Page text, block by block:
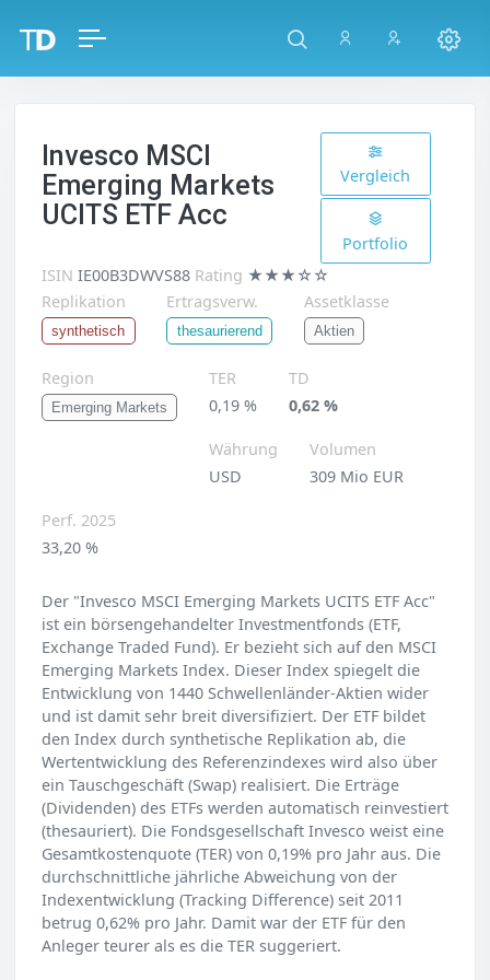
Invesco MSCI
Emerging Markets
UCITS ETF Acc
Vergleich
Portfolio
ISIN IE00B3DWVS88 Rating ★★★☆☆
Replikation
synthetisch
Ertragsverw.
thesaurierend
Assetklasse
Aktien
Region
Emerging Markets
TER
0,19 %
TD
0,62 %
Währung
USD
Volumen
309 Mio EUR
Perf. 2025
33,20 %
Der "Invesco MSCI Emerging Markets UCITS ETF Acc"
ist ein börsengehandelter Investmentfonds (ETF,
Exchange Traded Fund). Er bezieht sich auf den MSCI
Emerging Markets Index. Dieser Index spiegelt die
Entwicklung von 1440 Schwellenländer-Aktien wider
und ist damit sehr breit diversifiziert. Der ETF bildet
den Index durch synthetische Replikation ab, die
Wertentwicklung des Referenzindexes wird also über
ein Tauschgeschäft (Swap) realisiert. Die Erträge
(Dividenden) des ETFs werden automatisch reinvestiert
(thesauriert). Die Fondsgesellschaft Invesco weist eine
Gesamtkostenquote (TER) von 0,19% pro Jahr aus. Die
durchschnittliche jährliche Abweichung von der
Indexentwicklung (Tracking Difference) seit 2011
betrug 0,62% pro Jahr. Damit war der ETF für den
Anleger teurer als es die TER suggeriert.